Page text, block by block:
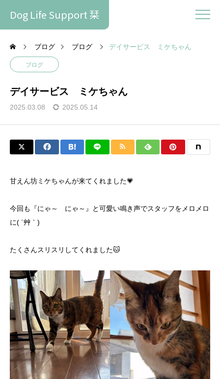
Dog Life Support 栞
ブログ ブログ デイサービス ミケちゃん
ブログ
デイサービス ミケちゃん
2025.03.08 2025.05.14
甘えん坊ミケちゃんが来てくれました💗
今回も『にゃ～ にゃ～』と可愛い鳴き声でスタッフをメロメロ
に( ´艸｀)
たくさんスリスリしてくれました🐱